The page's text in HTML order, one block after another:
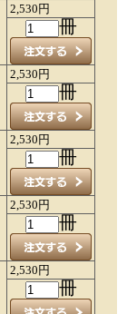
2,530円
冊
2,530円
冊
2,530円
冊
2,530円
冊
2,530円
冊